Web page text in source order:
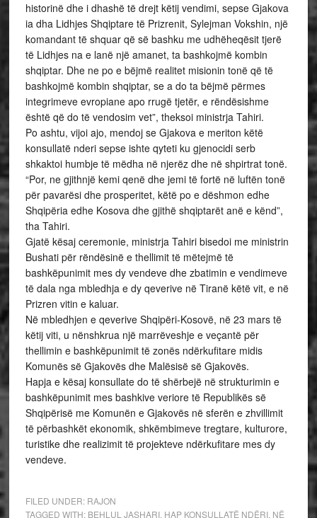
historinë dhe i dhashë të drejt këtij vendimi, sepse Gjakova
ia dha Lidhjes Shqiptare të Prizrenit, Sylejman Vokshin, një
komandant të shquar që së bashku me udhëheqësit tjerë
të Lidhjes na e lanë një amanet, ta bashkojmë kombin
shqiptar. Dhe ne po e bëjmë realitet misionin tonë që të
bashkojmë kombin shqiptar, se a do ta bëjmë përmes
integrimeve evropiane apo rrugë tjetër, e rëndësishme
është që do të vendosim vet”, theksoi ministrja Tahiri.
Po ashtu, vijoi ajo, mendoj se Gjakova e meriton këtë
konsullatë nderi sepse ishte qyteti ku gjenocidi serb
shkaktoi humbje të mëdha në njerëz dhe në shpirtrat tonë.
“Por, ne gjithnjë kemi qenë dhe jemi të fortë në luftën tonë
për pavarësi dhe prosperitet, këtë po e dëshmon edhe
Shqipëria edhe Kosova dhe gjithë shqiptarët anë e kënd”,
tha Tahiri.
Gjatë kësaj ceremonie, ministrja Tahiri bisedoi me ministrin
Bushati për rëndësinë e thellimit të mëtejmë të
bashkëpunimit mes dy vendeve dhe zbatimin e vendimeve
të dala nga mbledhja e dy qeverive në Tiranë këtë vit, e në
Prizren vitin e kaluar.
Në mbledhjen e qeverive Shqipëri-Kosovë, në 23 mars të
këtij viti, u nënshkrua një marrëveshje e veçantë për
thellimin e bashkëpunimit të zonës ndërkufitare midis
Komunës së Gjakovës dhe Malësisë së Gjakovës.
Hapja e kësaj konsullate do të shërbejë në strukturimin e
bashkëpunimit mes bashkive veriore të Republikës së
Shqipërisë me Komunën e Gjakovës në sferën e zhvillimit
të përbashkët ekonomik, shkëmbimeve tregtare, kulturore,
turistike dhe realizimit të projekteve ndërkufitare mes dy
vendeve.
FILED UNDER: RAJON
TAGGED WITH: BEHLUL JASHARI, HAP KONSULLATË NDËRI, NË